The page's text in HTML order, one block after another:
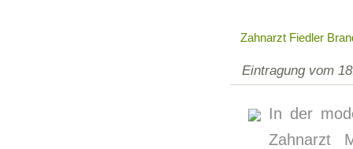
Zahnarzt Fiedler
Eintragung vom
In der
Zahnarzt